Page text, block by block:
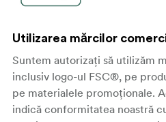
Utilizarea mărcilor
Suntem autorizați să utilizăm
inclusiv logo-ul FSC®, pe
pe materialele promoționale.
indică conformitatea noastră